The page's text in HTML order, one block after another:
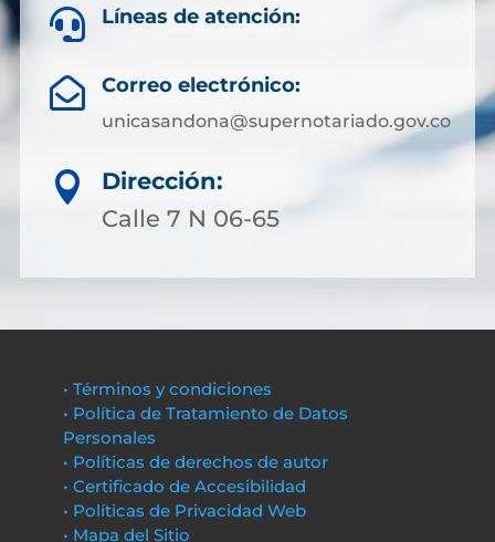
 Líneas de atención:
 Correo electrónico:
unicasandona@supernotariado.gov.co

Dirección:
Calle 7 N 06-65
• Términos y condiciones
• Política de Tratamiento de Datos
Personales
• Políticas de derechos de autor
• Certificado de Accesibilidad
• Políticas de Privacidad Web
• Mapa del Sitio